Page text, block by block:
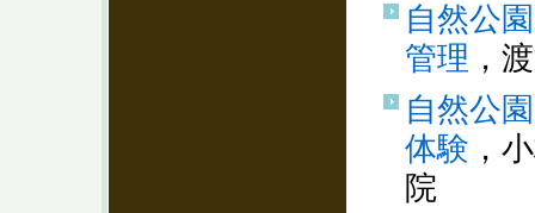
自然公
管理 ，
自然公
体験 ，
院